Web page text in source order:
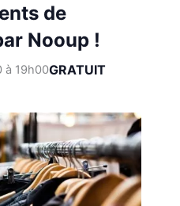
de
Nooup !
à 19h00GRATUIT